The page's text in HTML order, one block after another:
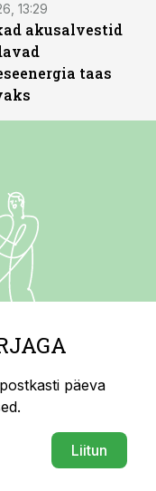
13:29
akusalvestid
taas
päeva
Liitun